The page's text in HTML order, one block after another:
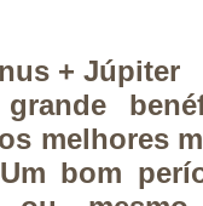
+ Júpiter
melhores
bom